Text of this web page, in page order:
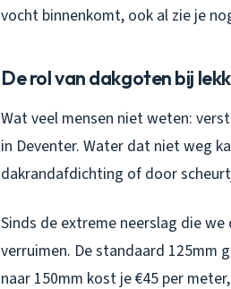
vocht binnenkomt, ook al zie je
De rol van dakgoten bij
Wat veel mensen niet weten:
in Deventer. Water dat niet weg
dakrandafdichting of door
Sinds de extreme neerslag die
verruimen. De standaard 125mm
naar 150mm kost je €45 per